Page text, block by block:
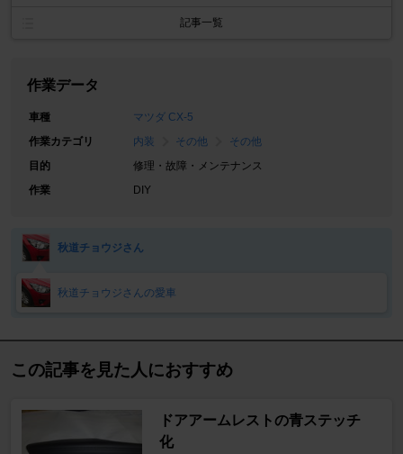
記事一覧
作業データ
車種
マツダ CX-5
作業カテゴリ
内装 その他
その他
目的
修理・故障・メンテナンス
作業
DIY
秋道チョウジさん
秋道チョウジさんの愛車
この記事を見た人におすすめ
ドアアームレストの青ステッチ
化